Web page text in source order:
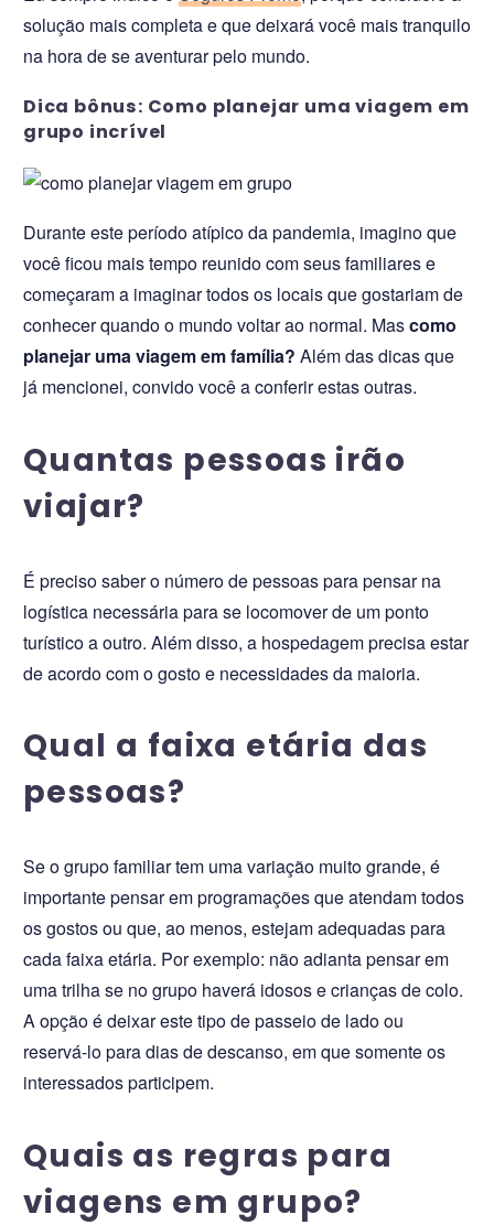
solução mais completa e que deixará você mais tranquilo
na hora de se aventurar pelo mundo.
Dica bônus: Como planejar uma viagem em
grupo incrível
Durante este período atípico da pandemia, imagino que
você ficou mais tempo reunido com seus familiares e
começaram a imaginar todos os locais que gostariam de
conhecer quando o mundo voltar ao normal. Mascomo
planejar uma viagem em família? Além das dicas que
já mencionei, convido você a conferir estas outras.
Quantas pessoas irão
viajar?
É preciso saber o número de pessoas para pensar na
logística necessária para se locomover de um ponto
turístico a outro. Além disso, a hospedagem precisa estar
de acordo com o gosto e necessidades da maioria.
Qual a faixa etária das
pessoas?
Se o grupo familiar tem uma variação muito grande, é
importante pensar em programações que atendam todos
os gostos ou que, ao menos, estejam adequadas para
cada faixa etária. Por exemplo: não adianta pensar em
uma trilha se no grupo haverá idosos e crianças de colo.
A opção é deixar este tipo de passeio de lado ou
reservá-lo para dias de descanso, em que somente os
interessados participem.
Quais as regras para
viagens em grupo?